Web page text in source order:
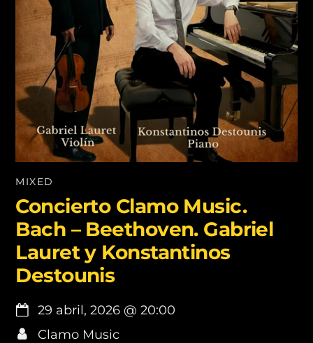
MIXED
Concierto Clamo Music.
Bach – Beethoven. Gabriel
Lauret y Konstantinos
Destounis
29 abril, 2026 @20:00
Clamo Music